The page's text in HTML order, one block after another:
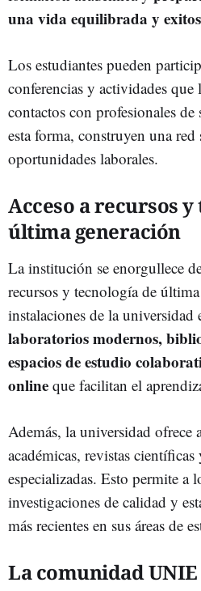
una vida equilibrada y
Los estudiantes pueden
conferencias y actividades que
contactos con profesionales
esta forma, construyen una
oportunidades laborales.
Acceso a recursos
última generación
La institución se enorgullece
recursos y tecnología de
instalaciones de la universidad
laboratorios modernos,
espacios de estudio
online que facilitan el
Además, la universidad ofrece
académicas, revistas
especializadas. Esto permite a
investigaciones de calidad y
más recientes en sus áreas de
La comunidad UNIE